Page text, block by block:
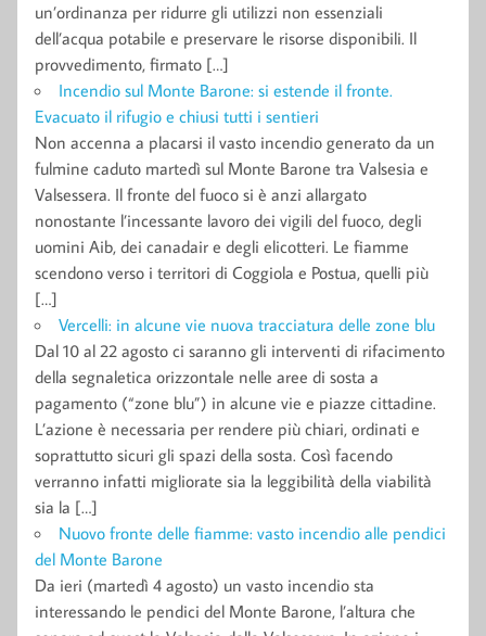
un’ordinanza per ridurre gli utilizzi non essenziali
dell’acqua potabile e preservare le risorse disponibili. Il
provvedimento, firmato […]
Incendio sul Monte Barone: si estende il fronte.
Evacuato il rifugio e chiusi tutti i sentieri
Non accenna a placarsi il vasto incendio generato da un
fulmine caduto martedì sul Monte Barone tra Valsesia e
Valsessera. Il fronte del fuoco si è anzi allargato
nonostante l’incessante lavoro dei vigili del fuoco, degli
uomini Aib, dei canadair e degli elicotteri. Le fiamme
scendono verso i territori di Coggiola e Postua, quelli più
[…]
Vercelli: in alcune vie nuova tracciatura delle zone blu
Dal 10 al 22 agosto ci saranno gli interventi di rifacimento
della segnaletica orizzontale nelle aree di sosta a
pagamento (“zone blu”) in alcune vie e piazze cittadine.
L’azione è necessaria per rendere più chiari, ordinati e
soprattutto sicuri gli spazi della sosta. Così facendo
verranno infatti migliorate sia la leggibilità della viabilità
sia la […]
Nuovo fronte delle fiamme: vasto incendio alle pendici
del Monte Barone
Da ieri (martedì 4 agosto) un vasto incendio sta
interessando le pendici del Monte Barone, l’altura che